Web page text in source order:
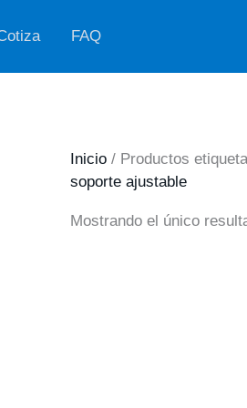
FAQ
Inicio/ Productos
soporte ajustable
Mostrando el único